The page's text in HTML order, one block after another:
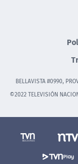
BELLAVISTA #0990,
©2022 TELEVISIÓN